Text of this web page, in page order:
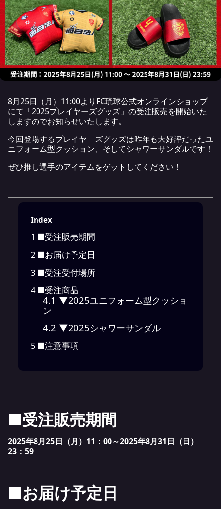
8月25日（月）11:00よりFC琉球公式オンラインショップ
にて「2025プレイヤーズグッズ」の受注販売を開始いた
しますのでお知らせいたします。
今回登場するプレイヤーズグッズは昨年も大好評だったユ
ニフォーム型クッション、そしてシャワーサンダルです！
ぜひ推し選手のアイテムをゲットしてください！
Index
1 ■受注販売期間
2 ■お届け予定日
3 ■受注受付場所
4 ■受注商品
4.1 ▼2025ユニフォーム型クッショ
ン
4.2 ▼2025シャワーサンダル
5 ■注意事項
■受注販売期間
2025年8月25日（月）11：00～2025年8月31日（日）
23：59
■お届け予定日